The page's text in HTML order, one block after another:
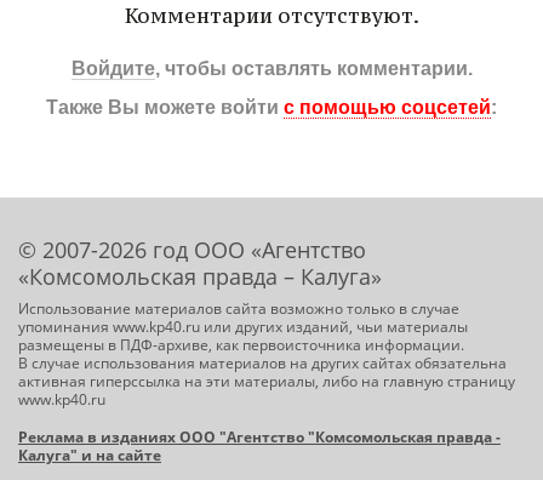
Комментарии отсутствуют.
Войдите, чтобы оставлять комментарии.
Также Вы можете войти с помощью соцсетей:
© 2007-2026 год ООО «Агентство
«Комсомольская правда – Калуга»
Использование материалов сайта возможно только в случае
упоминания www.kp40.ru или других изданий, чьи материалы
размещены в ПДФ-архиве, как первоисточника информации.
В случае использования материалов на других сайтах обязательна
активная гиперссылка на эти материалы, либо на главную страницу
www.kp40.ru
Реклама в изданиях ООО "Агентство "Комсомольская правда -
Калуга" и на сайте